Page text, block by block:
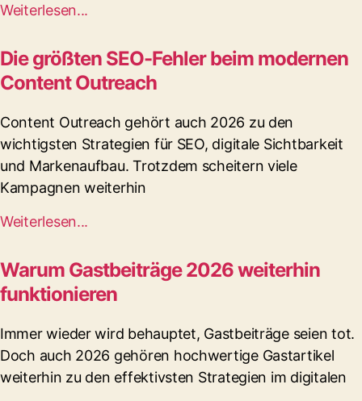
Weiterlesen...
Die größten SEO-Fehler beim modernen
Content Outreach
Content Outreach gehört auch 2026 zu den
wichtigsten Strategien für SEO, digitale Sichtbarkeit
und Markenaufbau. Trotzdem scheitern viele
Kampagnen weiterhin
Weiterlesen...
Warum Gastbeiträge 2026 weiterhin
funktionieren
Immer wieder wird behauptet, Gastbeiträge seien tot.
Doch auch 2026 gehören hochwertige Gastartikel
weiterhin zu den effektivsten Strategien im digitalen